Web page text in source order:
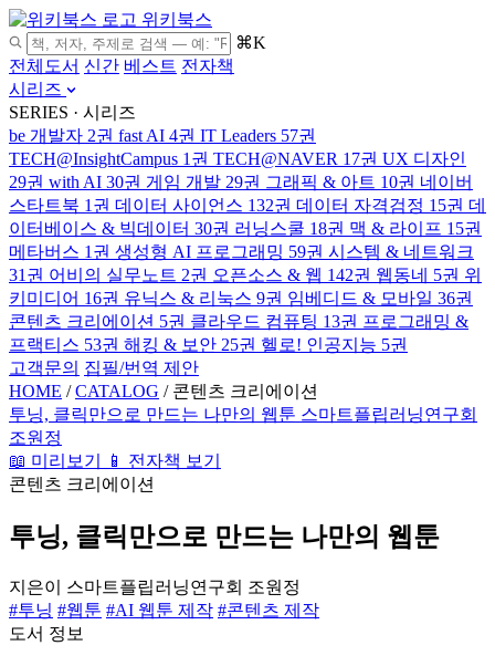
위키북스
⌘K
전체도서 신간 베스트 전자책
시리즈
SERIES · 시리즈
be 개발자 2권 fast AI 4권 IT Leaders 57권
TECH@InsightCampus 1권 TECH@NAVER 17권 UX 디자인
29권 with AI 30권 게임 개발 29권 그래픽 & 아트 10권 네이버
스타트북 1권 데이터 사이언스 132권 데이터 자격검정 15권 데
이터베이스 & 빅데이터 30권 러닝스쿨 18권 맥 & 라이프 15권
메타버스 1권 생성형 AI 프로그래밍 59권 시스템 & 네트워크
31권 어비의 실무노트 2권 오픈소스 & 웹 142권 웹동네 5권 위
키미디어 16권 유닉스 & 리눅스 9권 임베디드 & 모바일 36권
콘텐츠 크리에이션 5권 클라우드 컴퓨팅 13권 프로그래밍 &
프랙티스 53권 해킹 & 보안 25권 헬로! 인공지능 5권
고객문의 집필/번역 제안
HOME / CATALOG / 콘텐츠 크리에이션
투닝, 클릭만으로 만드는 나만의 웹툰 스마트플립러닝연구회
조원정
📖 미리보기
📱 전자책 보기
콘텐츠 크리에이션
투닝, 클릭만으로 만드는 나만의 웹툰
지은이
스마트플립러닝연구회 조원정
#투닝 #웹툰 #AI 웹툰 제작 #콘텐츠 제작
도서 정보